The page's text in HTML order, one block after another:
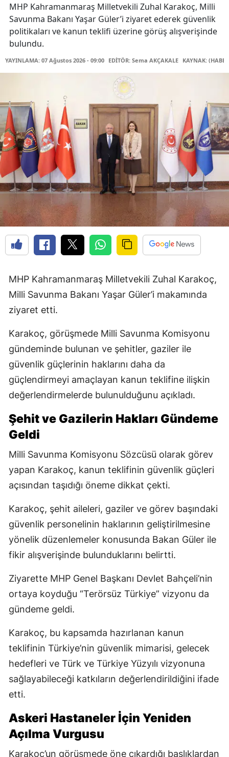
MHP Kahramanmaraş Milletvekili Zuhal Karakoç, Milli
Savunma Bakanı Yaşar Güler’i ziyaret ederek güvenlik
politikaları ve kanun teklifi üzerine görüş alışverişinde
bulundu.
YAYINLAMA: 07 Ağustos 2026 - 09:00 EDİTÖR: Sema AKÇAKALE KAYNAK:
MHP Kahramanmaraş Milletvekili Zuhal Karakoç,
Milli Savunma Bakanı Yaşar Güler’i makamında
ziyaret etti.
Karakoç, görüşmede Milli Savunma Komisyonu
gündeminde bulunan ve şehitler, gaziler ile
güvenlik güçlerinin haklarını daha da
güçlendirmeyi amaçlayan kanun teklifine ilişkin
değerlendirmelerde bulunulduğunu açıkladı.
Şehit ve Gazilerin Hakları Gündeme
Geldi
Milli Savunma Komisyonu Sözcüsü olarak görev
yapan Karakoç, kanun teklifinin güvenlik güçleri
açısından taşıdığı öneme dikkat çekti.
Karakoç, şehit aileleri, gaziler ve görev başındaki
güvenlik personelinin haklarının geliştirilmesine
yönelik düzenlemeler konusunda Bakan Güler ile
fikir alışverişinde bulunduklarını belirtti.
Ziyarette MHP Genel Başkanı Devlet Bahçeli’nin
ortaya koyduğu “Terörsüz Türkiye” vizyonu da
gündeme geldi.
Karakoç, bu kapsamda hazırlanan kanun
teklifinin Türkiye’nin güvenlik mimarisi, gelecek
hedefleri ve Türk ve Türkiye Yüzyılı vizyonuna
sağlayabileceği katkıların değerlendirildiğini ifade
etti.
Askeri Hastaneler İçin Yeniden
Açılma Vurgusu
Karakoç’un görüşmede öne çıkardığı başlıklardan